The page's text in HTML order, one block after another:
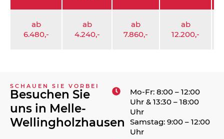
ab
6.480,-
ab
4.240,-
ab
7.860,-
ab
12.200,-
SCHAUEN SIE VORBEI
Besuchen Sie
uns in Melle-
Wellingholzhausen
Mo-Fr: 8:00 – 12:00
Uhr & 13:30 – 18:00
Uhr
Samstag: 9:00 – 12:00
Uhr